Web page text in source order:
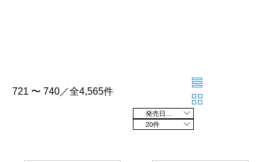
721 〜 740／全4,565件
20件